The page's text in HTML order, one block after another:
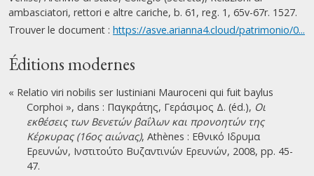
ambasciatori, rettori e altre cariche, b. 61, reg. 1, 65v-67r. 1527.
Trouver le document : https://asve.arianna4.cloud/patrimonio/0...
Éditions modernes
« Relatio viri nobilis ser Iustiniani Mauroceni qui fuit baylus
Corphoi », dans : Παγκράτης, Γεράσιμος Δ. (éd.), Οι
εκθέσεις των Βενετών βαΐλων και προνοητών της
Κέρκυρας (16ος αιώνας), Athènes : Εθνικό Ιδρυμα
Ερευνών, Ινστιτούτο Βυζαντινών Ερευνών, 2008, pp. 45-
47.